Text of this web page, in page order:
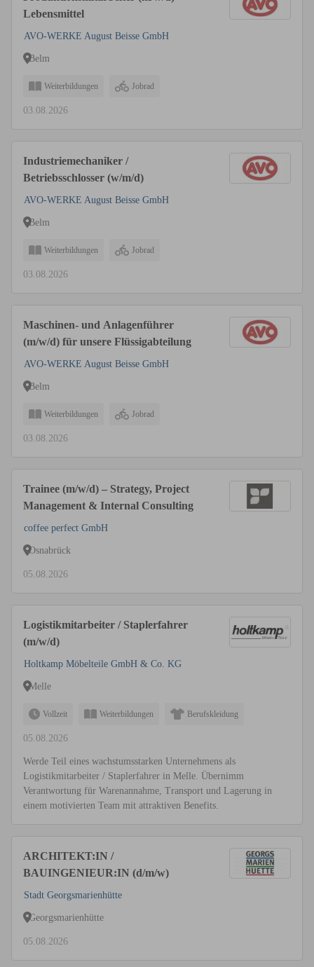
Lebensmittel
AVO-WERKE August Beisse GmbH
Belm
Weiterbildungen Jobrad
03.08.2026
Industriemechaniker /
Betriebsschlosser (w/m/d)
AVO-WERKE August Beisse GmbH
Belm
Weiterbildungen Jobrad
03.08.2026
Maschinen- und Anlagenführer
(m/w/d) für unsere Flüssigabteilung
AVO-WERKE August Beisse GmbH
Belm
Weiterbildungen Jobrad
03.08.2026
Trainee (m/w/d) – Strategy, Project
Management & Internal Consulting
coffee perfect GmbH
Osnabrück
05.08.2026
Logistikmitarbeiter / Staplerfahrer
(m/w/d)
Holtkamp Möbelteile GmbH & Co. KG
Melle
Vollzeit Weiterbildungen Berufskleidung
05.08.2026
Werde Teil eines wachstumsstarken Unternehmens als
Logistikmitarbeiter / Staplerfahrer in Melle. Übernimm
Verantwortung für Warenannahme, Transport und Lagerung in
einem motivierten Team mit attraktiven Benefits.
ARCHITEKT:IN /
BAUINGENIEUR:IN (d/m/w)
Stadt Georgsmarienhütte
Georgsmarienhütte
05.08.2026